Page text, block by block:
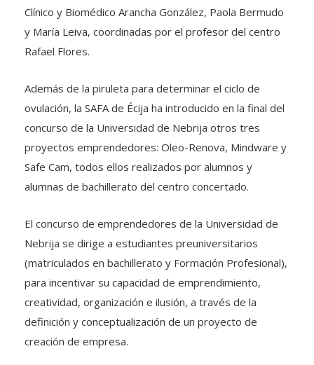
Clínico y Biomédico Arancha González, Paola Bermudo
y María Leiva, coordinadas por el profesor del centro
Rafael Flores.
Además de la piruleta para determinar el ciclo de
ovulación, la SAFA de Écija ha introducido en la final del
concurso de la Universidad de Nebrija otros tres
proyectos emprendedores: Oleo-Renova, Mindware y
Safe Cam, todos ellos realizados por alumnos y
alumnas de bachillerato del centro concertado.
El concurso de emprendedores de la Universidad de
Nebrija se dirige a estudiantes preuniversitarios
(matriculados en bachillerato y Formación Profesional),
para incentivar su capacidad de emprendimiento,
creatividad, organización e ilusión, a través de la
definición y conceptualización de un proyecto de
creación de empresa.